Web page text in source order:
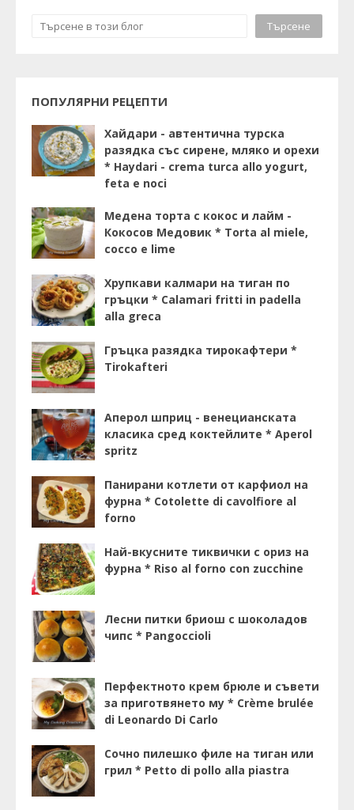
ПОПУЛЯРНИ РЕЦЕПТИ
Хайдари - автентична турска
разядка със сирене, мляко и орехи
* Haydari - crema turca allo yogurt,
feta e noci
Медена торта с кокос и лайм -
Кокосов Медовик * Torta al miele,
cocco e lime
Хрупкави калмари на тиган по
гръцки * Calamari fritti in padella
alla greca
Гръцка разядка тирокафтери *
Tirokafteri
Аперол шприц - венецианската
класика сред коктейлите * Aperol
spritz
Панирани котлети от карфиол на
фурна * Cotolette di cavolfiore al
forno
Най-вкусните тиквички с ориз на
фурна * Riso al forno con zucchine
Лесни питки бриош с шоколадов
чипс * Pangoccioli
Перфектното крем брюле и съвети
за приготвянето му * Crème brulée
di Leonardo Di Carlo
Сочно пилешко филе на тиган или
грил * Petto di pollo alla piastra